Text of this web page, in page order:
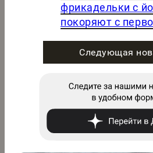
фрикадельки с
покоряют с
Следующая